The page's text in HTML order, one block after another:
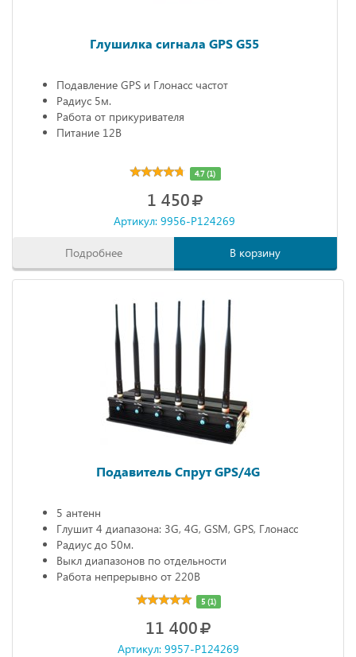
Глушилка сигнала GPS G55
Подавление GPS и Глонасс частот
Радиус 5м.
Работа от прикуривателя
Питание 12В
4.7 (1)
1 450
Артикул: 9956-P124269
Подробнее В корзину
Подавитель Спрут GPS/4G
5 антенн
Глушит 4 диапазона: 3G, 4G, GSM, GPS, Глонасс
Радиус до 50м.
Выкл диапазонов по отдельности
Работа непрерывно от 220В
5 (1)
11 400
Артикул: 9957-P124269